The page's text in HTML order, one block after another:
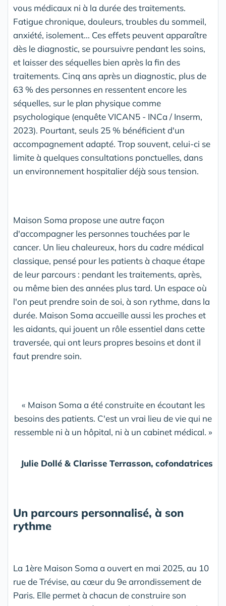
vous médicaux ni à la durée des traitements.
Fatigue chronique, douleurs, troubles du sommeil,
anxiété, isolement... Ces effets peuvent apparaître
dès le diagnostic, se poursuivre pendant les soins,
et laisser des séquelles bien après la fin des
traitements. Cinq ans après un diagnostic, plus de
63 % des personnes en ressentent encore les
séquelles, sur le plan physique comme
psychologique (enquête VICAN5 - INCa / Inserm,
2023). Pourtant, seuls 25 % bénéficient d'un
accompagnement adapté. Trop souvent, celui-ci se
limite à quelques consultations ponctuelles, dans
un environnement hospitalier déjà sous tension.
Maison Soma propose une autre façon
d'accompagner les personnes touchées par le
cancer. Un lieu chaleureux, hors du cadre médical
classique, pensé pour les patients à chaque étape
de leur parcours : pendant les traitements, après,
ou même bien des années plus tard. Un espace où
l'on peut prendre soin de soi, à son rythme, dans la
durée. Maison Soma accueille aussi les proches et
les aidants, qui jouent un rôle essentiel dans cette
traversée, qui ont leurs propres besoins et dont il
faut prendre soin.
« Maison Soma a été construite en écoutant les
besoins des patients. C'est un vrai lieu de vie qui ne
ressemble ni à un hôpital, ni à un cabinet médical. »
Julie Dollé & Clarisse Terrasson, cofondatrices
Un parcours personnalisé, à son
rythme
La 1ère Maison Soma a ouvert en mai 2025, au 10
rue de Trévise, au cœur du 9e arrondissement de
Paris. Elle permet à chacun de construire son